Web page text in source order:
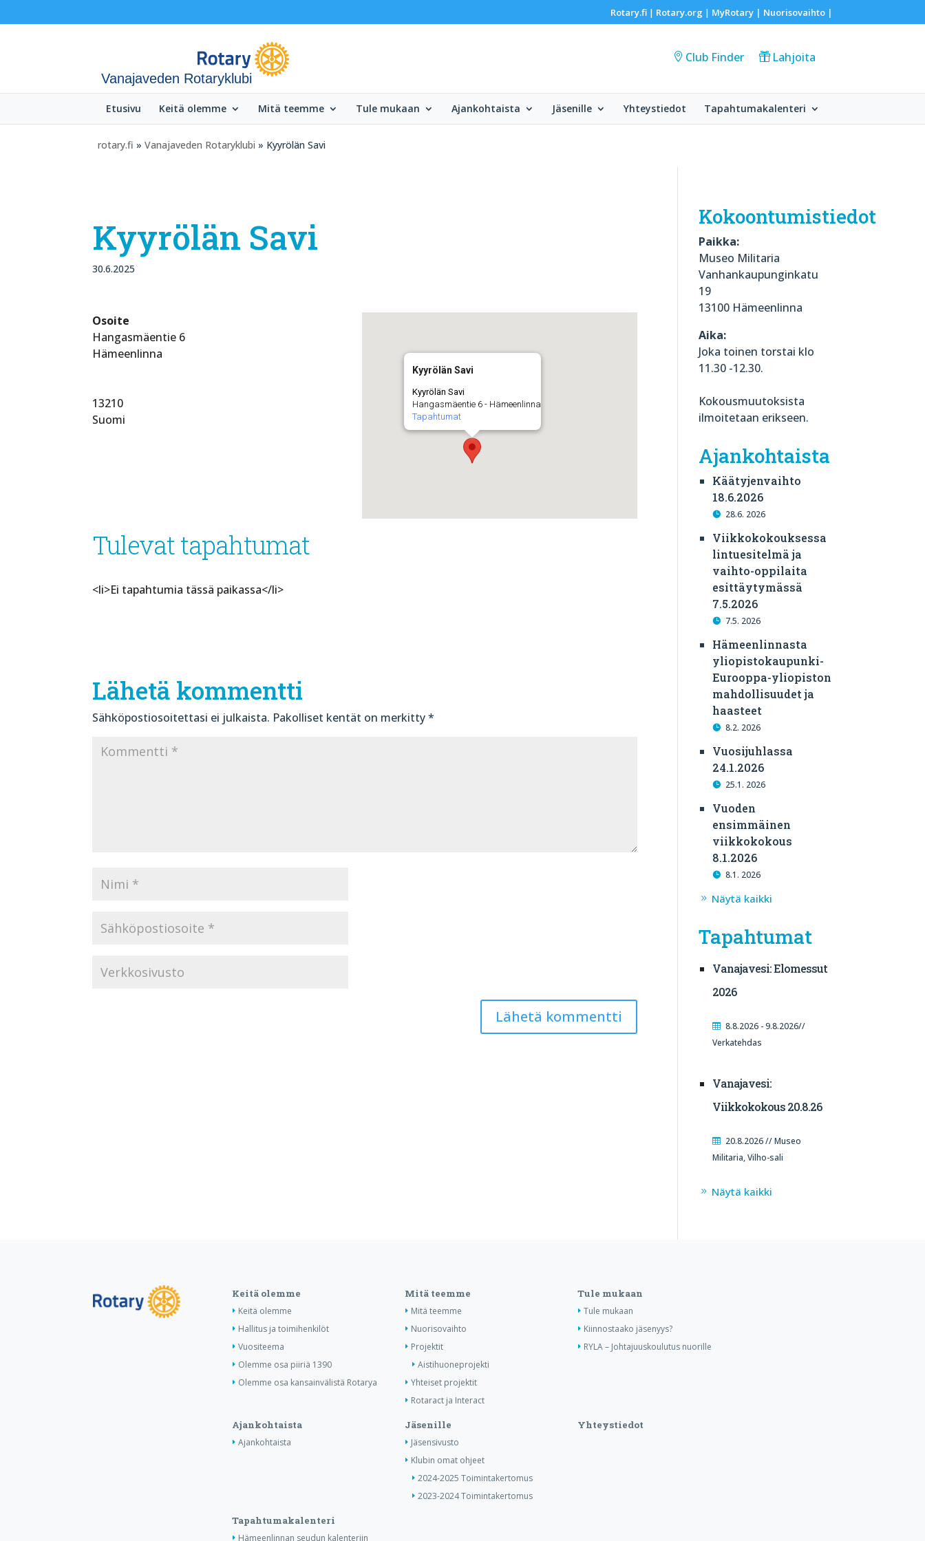
Rotary.fi| Rotary.org | MyRotary | Nuorisovaihto|
Vanajaveden Rotaryklubi
Club Finder Lahjoita
Etusivu Keitä olemme Mitä teemme Tule mukaan Ajankohtaista Jäsenille Yhteystiedot Tapahtumakalenteri
rotary.fi » Vanajaveden Rotaryklubi » Kyyrölän Savi
Kyyrölän Savi
30.6.2025
Kyyrölän Savi
Kyyrölän Savi
Hangasmäentie 6 - Hämeenlinna
Tapahtumat
Osoite
Hangasmäentie 6
Hämeenlinna
13210
Suomi
Tulevat tapahtumat
<li>Ei tapahtumia tässä paikassa</li>
Lähetä kommentti
Sähköpostiosoitettasi ei julkaista. Pakolliset kentät on merkitty*
Kokoontumistiedot
Paikka:
Museo Militaria
Vanhankaupunginkatu
19
13100 Hämeenlinna
Aika:
Joka toinen torstai klo
11.30 -12.30.
Kokousmuutoksista
ilmoitetaan erikseen.
Ajankohtaista
Käätyjenvaihto
18.6.2026
28.6. 2026
Viikkokokouksessa
lintuesitelmä ja
vaihto-oppilaita
esittäytymässä
7.5.2026
7.5. 2026
Hämeenlinnasta
yliopistokaupunki-
Eurooppa-yliopiston
mahdollisuudet ja
haasteet
8.2. 2026
Vuosijuhlassa
24.1.2026
25.1. 2026
Vuoden
ensimmäinen
viikkokokous
8.1.2026
8.1. 2026
Näytä kaikki
Tapahtumat
Vanajavesi: Elomessut
2026
8.8.2026 - 9.8.2026//
Verkatehdas
Vanajavesi:
Viikkokokous 20.8.26
20.8.2026 // Museo
Militaria, Vilho-sali
Näytä kaikki
Keitä olemme
Keitä olemme
Hallitus ja toimihenkilöt
Vuositeema
Olemme osa piiriä 1390
Olemme osa kansainvälistä Rotarya
Mitä teemme
Mitä teemme
Nuorisovaihto
Projektit
Aistihuoneprojekti
Yhteiset projektit
Rotaract ja Interact
Tule mukaan
Tule mukaan
Kiinnostaako jäsenyys?
RYLA – Johtajuuskoulutus nuorille
Ajankohtaista
Ajankohtaista
Jäsenille
Jäsensivusto
Klubin omat ohjeet
2024-2025 Toimintakertomus
2023-2024 Toimintakertomus
Yhteystiedot
Tapahtumakalenteri
Hämeenlinnan seudun kalenteriin